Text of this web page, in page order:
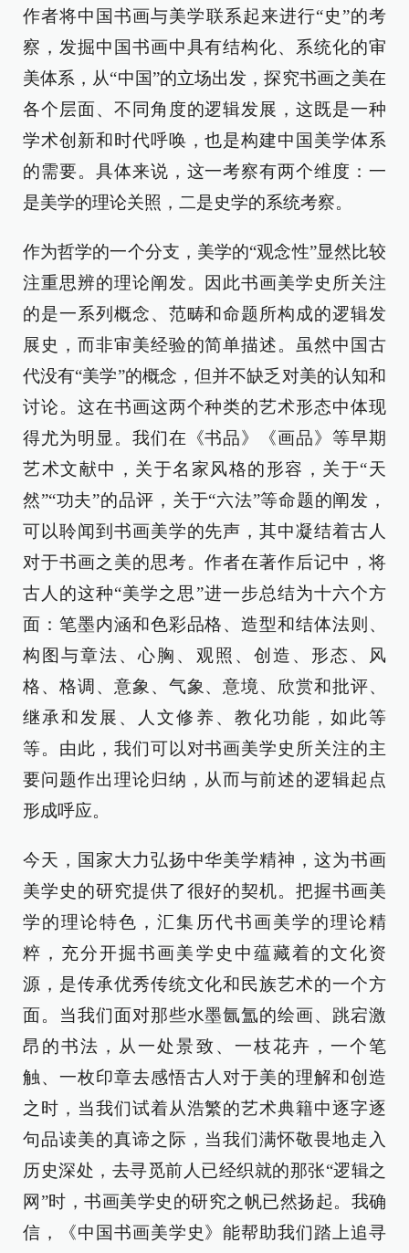
作者将中国书画与美学联系起来进行“史”的考
察，发掘中国书画中具有结构化、系统化的审
美体系，从“中国”的立场出发，探究书画之美在
各个层面、不同角度的逻辑发展，这既是一种
学术创新和时代呼唤，也是构建中国美学体系
的需要。具体来说，这一考察有两个维度：一
是美学的理论关照，二是史学的系统考察。
作为哲学的一个分支，美学的“观念性”显然比较
注重思辨的理论阐发。因此书画美学史所关注
的是一系列概念、范畴和命题所构成的逻辑发
展史，而非审美经验的简单描述。虽然中国古
代没有“美学”的概念，但并不缺乏对美的认知和
讨论。这在书画这两个种类的艺术形态中体现
得尤为明显。我们在《书品》《画品》等早期
艺术文献中，关于名家风格的形容，关于“天
然”“功夫”的品评，关于“六法”等命题的阐发，
可以聆闻到书画美学的先声，其中凝结着古人
对于书画之美的思考。作者在著作后记中，将
古人的这种“美学之思”进一步总结为十六个方
面：笔墨内涵和色彩品格、造型和结体法则、
构图与章法、心胸、观照、创造、形态、风
格、格调、意象、气象、意境、欣赏和批评、
继承和发展、人文修养、教化功能，如此等
等。由此，我们可以对书画美学史所关注的主
要问题作出理论归纳，从而与前述的逻辑起点
形成呼应。
今天，国家大力弘扬中华美学精神，这为书画
美学史的研究提供了很好的契机。把握书画美
学的理论特色，汇集历代书画美学的理论精
粹，充分开掘书画美学史中蕴藏着的文化资
源，是传承优秀传统文化和民族艺术的一个方
面。当我们面对那些水墨氤氲的绘画、跳宕激
昂的书法，从一处景致、一枝花卉，一个笔
触、一枚印章去感悟古人对于美的理解和创造
之时，当我们试着从浩繁的艺术典籍中逐字逐
句品读美的真谛之际，当我们满怀敬畏地走入
历史深处，去寻觅前人已经织就的那张“逻辑之
网”时，书画美学史的研究之帆已然扬起。我确
信，《中国书画美学史》能帮助我们踏上追寻